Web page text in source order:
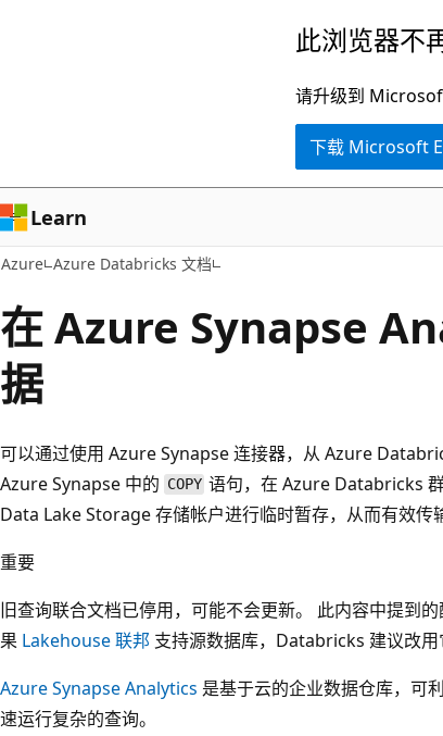
容
此浏览器不
请升级到
下载 Microsoft
Learn
Azure Azure Databricks 文档
在 Azure Synapse
据
可以通过使用 Azure Synapse 连接器，从 Azure
Azure Synapse 中的 COPY 语句，在 Azure Databricks
Data Lake Storage 存储帐户进行临时暂存，从而有效传
重要
旧查询联合文档已停用，可能不会更新。 此内容中提到
果 Lakehouse 联邦 支持源数据库，Databricks 建议改用
Azure Synapse Analytics 是基于云的企业数据仓库，可
速运行复杂的查询。